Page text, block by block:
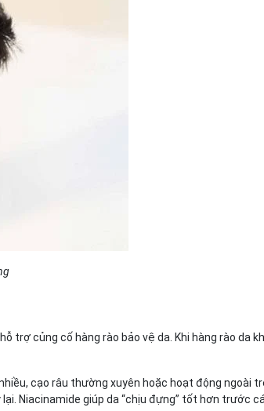
trợ củng cố hàng rào bảo vệ da. Khi hàng rào da
cạo râu thường xuyên hoặc hoạt động ngoài
Niacinamide giúp da “chịu đựng” tốt hơn trước